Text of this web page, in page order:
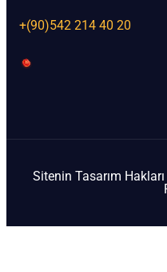
+(90)542 214 40 20
Sitenin Tasarım